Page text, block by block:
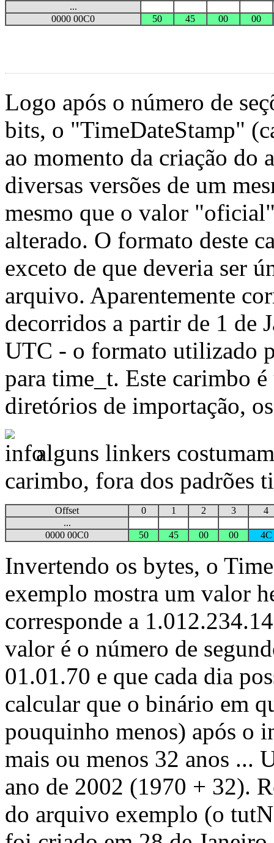
...
0000 00C0
50 45 00 00
Logo após o número de
bits, o "TimeDateStamp"
ao momento da criação do
diversas versões de um
mesmo que o valor
alterado. O formato deste
exceto de que deveria ser
arquivo. Aparentemente
decorridos a partir de 1 de
UTC - o formato utilizado
para time_t. Este carimbo
diretórios de importação,
alguns linkers
carimbo, fora dos padrões
Offset 0 1 2 3
4
...
0000 00C0
50 45 00 00 4C
Invertendo os bytes, o
exemplo mostra um valor
corresponde a
valor é o número de
01.01.70 e que cada dia
calcular que o binário em
pouquinho menos) após o
mais ou menos 32 anos ...
ano de 2002 (1970 + 32).
do arquivo exemplo (o